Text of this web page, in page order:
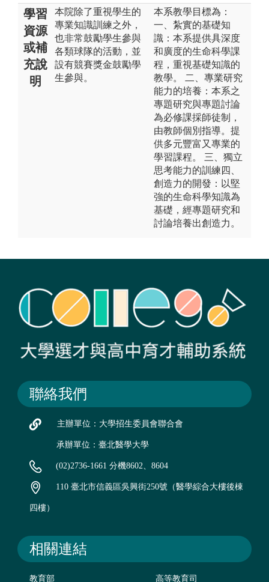
學習
資源
或補
充說
明
本院除了重視學生的
專業知識訓練之外，
也非常鼓勵學生參與
各類球隊的活動，並
設有競賽獎金鼓勵學
生參與。
本系教學目標為：
一、紮實的基礎知
識：本系提供具深度
和廣度的生命科學課
程，重視基礎知識的
教學。 二、專業研究
能力的培養：本系之
專題研究與專題討論
為必修課採師徒制，
由教師個別指導。提
供多元豐富又專業的
學習課程。 三、獨立
思考能力的訓練四、
創造力的開發：以堅
強的生命科學知識為
基礎，經專題研究和
討論培養出創造力。
聯絡我們
主辦單位：大學招生委員會聯合會
承辦單位：臺北醫學大學
(02)2736-1661 分機8602、8604
110 臺北市信義區吳興街250號（醫學綜合大樓後棟
四樓）
相關連結
教育部 高等教育司